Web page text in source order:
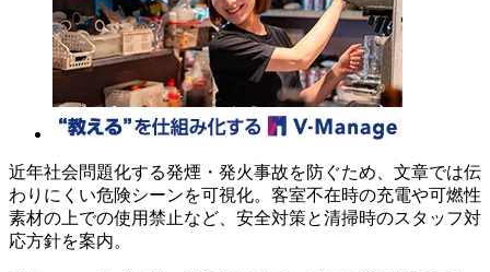
近年社会問題化する発煙・発火事故を防ぐため、文章では伝
わりにくい危険シーンを可視化。客室不在時の充電や可燃性
素材の上での使用禁止など、安全対策と清掃時のスタッフ対
応方針を案内。